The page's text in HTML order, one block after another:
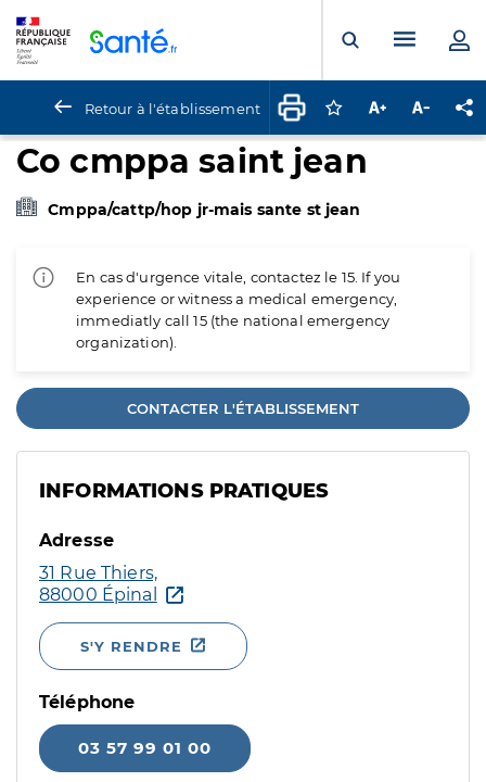
Ouvrir laMenu
Retour à l'établissement Connectez-vous
Augmenter la
Co cmppa saint jean
Cmppa/cattp/hop jr-mais sante st jean
En cas d'urgence vitale, contactez le 15. If you
experience or witness a medical emergency,
immediatly call 15 (the national emergency
organization).
CONTACTER L'ÉTABLISSEMENT
INFORMATIONS PRATIQUES
Adresse
31 Rue Thiers,
88000 Épinal
S'Y RENDRE
Téléphone
03 57 99 01 00